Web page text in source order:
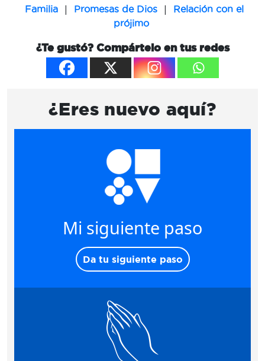
Familia | Promesas de Dios |
Relación con el
prójimo
¿Te gustó? Compártelo en tus redes
¿Eres nuevo aquí?
Mi siguiente paso
Da tu siguiente paso